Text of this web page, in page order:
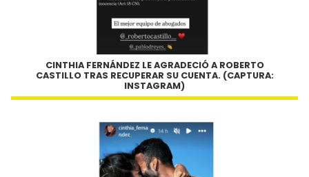
CINTHIA FERNÁNDEZ LE AGRADECIÓ A ROBERTO
CASTILLO TRAS RECUPERAR SU CUENTA. (CAPTURA:
INSTAGRAM)